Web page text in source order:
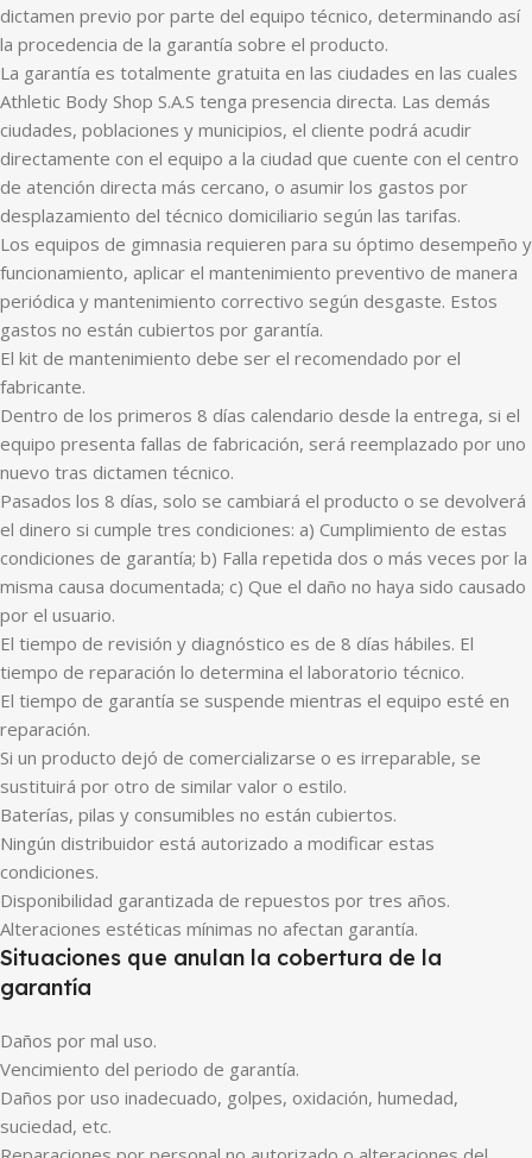
dictamen previo por parte del equipo técnico, determinando así
la procedencia de la garantía sobre el producto.
La garantía es totalmente gratuita en las ciudades en las cuales
Athletic Body Shop S.A.S tenga presencia directa. Las demás
ciudades, poblaciones y municipios, el cliente podrá acudir
directamente con el equipo a la ciudad que cuente con el centro
de atención directa más cercano, o asumir los gastos por
desplazamiento del técnico domiciliario según las tarifas.
Los equipos de gimnasia requieren para su óptimo desempeño y
funcionamiento, aplicar el mantenimiento preventivo de manera
periódica y mantenimiento correctivo según desgaste. Estos
gastos no están cubiertos por garantía.
El kit de mantenimiento debe ser el recomendado por el
fabricante.
Dentro de los primeros 8 días calendario desde la entrega, si el
equipo presenta fallas de fabricación, será reemplazado por uno
nuevo tras dictamen técnico.
Pasados los 8 días, solo se cambiará el producto o se devolverá
el dinero si cumple tres condiciones: a) Cumplimiento de estas
condiciones de garantía; b) Falla repetida dos o más veces por la
misma causa documentada; c) Que el daño no haya sido causado
por el usuario.
El tiempo de revisión y diagnóstico es de 8 días hábiles. El
tiempo de reparación lo determina el laboratorio técnico.
El tiempo de garantía se suspende mientras el equipo esté en
reparación.
Si un producto dejó de comercializarse o es irreparable, se
sustituirá por otro de similar valor o estilo.
Baterías, pilas y consumibles no están cubiertos.
Ningún distribuidor está autorizado a modificar estas
condiciones.
Disponibilidad garantizada de repuestos por tres años.
Alteraciones estéticas mínimas no afectan garantía.
Situaciones que anulan la cobertura de la
garantía
Daños por mal uso.
Vencimiento del periodo de garantía.
Daños por uso inadecuado, golpes, oxidación, humedad,
suciedad, etc.